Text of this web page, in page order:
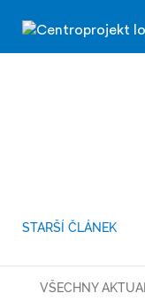
STARŠÍ ČLÁNEK
VŠECHNY